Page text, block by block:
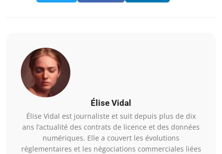
Élise Vidal
Élise Vidal est journaliste et suit depuis plus de dix
ans l’actualité des contrats de licence et des données
numériques. Elle a couvert les évolutions
réglementaires et les négociations commerciales liées